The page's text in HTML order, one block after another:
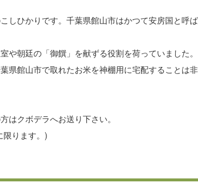
しひかりです。千葉県館山市はかつて安房国と呼
や朝廷の「御饌」を献ずる役割を荷っていました。
県館山市で取れたお米を神棚用に宅配することは
はクボデラへお送り下さい。
限ります。)